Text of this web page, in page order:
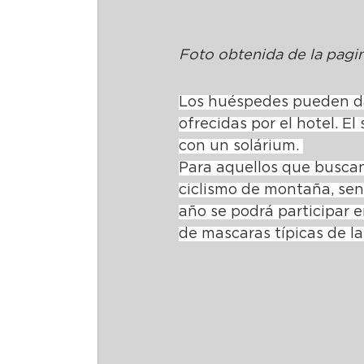
Foto obtenida de la
Los huéspedes pueden
ofrecidas por el hotel.
con un solárium.
Para aquellos que
ciclismo de montaña,
año se podrá participar
de mascaras típicas de